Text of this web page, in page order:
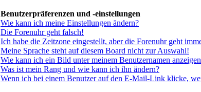
Benutzerpräferenzen und -einstellungen
Wie kann ich meine Einstellungen ändern?
Die Forenuhr geht falsch!
Ich habe die Zeitzone eingestellt, aber die Forenuhr geht
Meine Sprache steht auf diesem Board nicht zur Auswahl!
Wie kann ich ein Bild unter meinem Benutzernamen
Was ist mein Rang und wie kann ich ihn ändern?
Wenn ich bei einem Benutzer auf den E-Mail-Link klicke,